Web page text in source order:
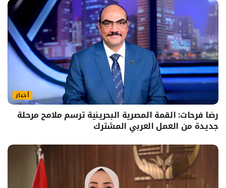
أخبار
رضا فرحات: القمة المصرية البحرينية ترسم ملامح مرحلة
جديدة من العمل العربي المشترك